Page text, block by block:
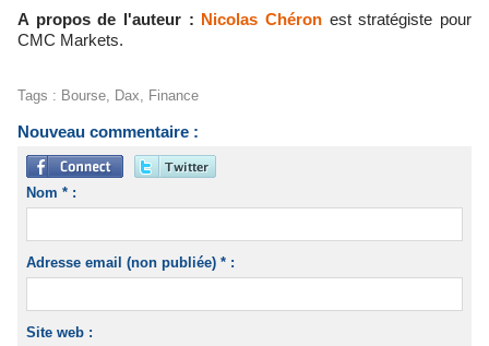
A propos de l'auteur : Nicolas Chéron est stratégiste pour
CMC Markets.
Tags : Bourse, Dax, Finance
Nouveau commentaire :
Nom * :
Adresse email (non publiée) * :
Site web :